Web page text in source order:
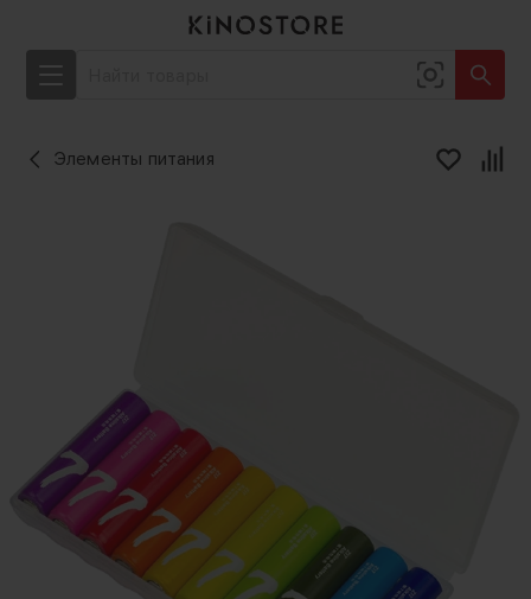
Элементы питания